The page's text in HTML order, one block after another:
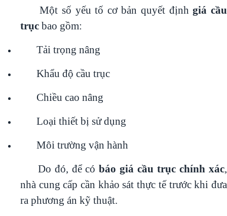
Một số yếu tố cơ bản quyết địnhgiá cầu
trục bao gồm:
Tải trọng nâng
Khẩu độ cầu trục
Chiều cao nâng
Loại thiết bị sử dụng
Môi trường vận hành
Do đó, để cóbáo giá cầu trục chính xác,
nhà cung cấp cần khảo sát thực tế trước khi đưa
ra phương án kỹ thuật.